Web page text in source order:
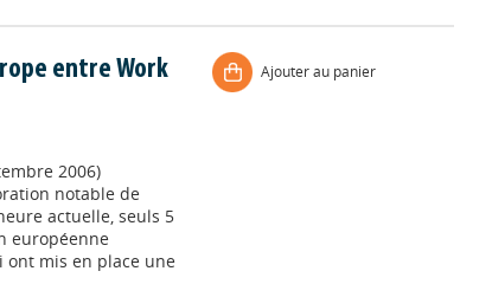
entre Work
2006)
notable de
actuelle, seuls 5
européenne
ont mis en place une
Ajouter au panier